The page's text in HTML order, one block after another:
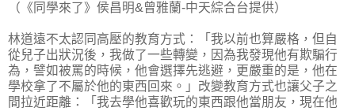
（《同學來了》侯昌明&曾雅蘭-中天綜合台提供）
林道遠不太認同高壓的教育方式：「我以前也算嚴格，但自
從兒子出狀況後，我做了一些轉變，因為我發現他有欺騙行
為，譬如被罵的時候，他會選擇先逃避，更嚴重的是，他在
學校拿了不屬於他的東西回來。」改變教育方式也讓父子之
間拉近距離：「我去學他喜歡玩的東西跟他當朋友，現在他